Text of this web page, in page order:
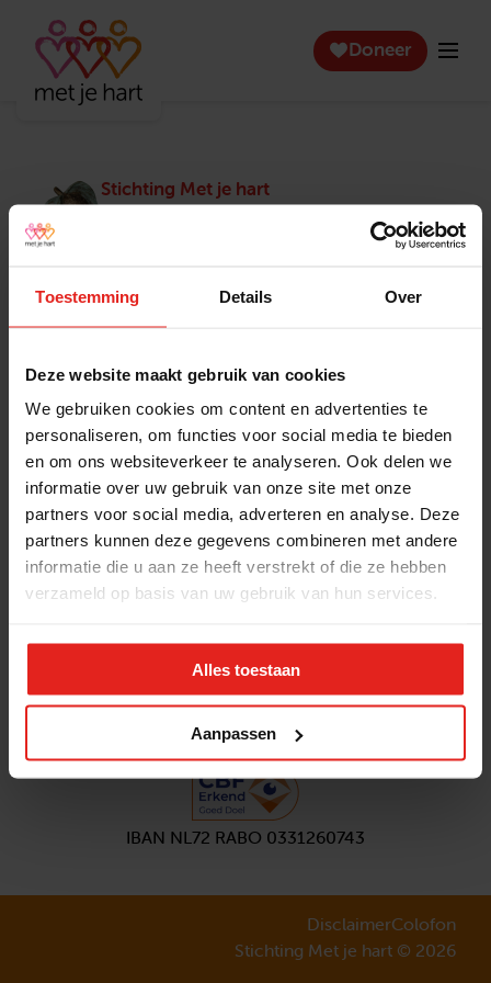
Toestemming Details Over
Deze website maakt gebruik van cookies
We gebruiken cookies om content en advertenties te
personaliseren, om functies voor social media te bieden
en om ons websiteverkeer te analyseren. Ook delen we
informatie over uw gebruik van onze site met onze
partners voor social media, adverteren en analyse. Deze
partners kunnen deze gegevens combineren met andere
informatie die u aan ze heeft verstrekt of die ze hebben
verzameld op basis van uw gebruik van hun services.
Alles toestaan
Aanpassen
Doneer
Stichting Met je hart
Stichting Met je hart laat ouderen die zich
eenzaam voelen weer genieten en inspireert
winnaar van het Appeltje van Oranje.
Actuele vacatures
Pers en media
Jaarverslag 2025
Contact
Klachtenprocedure
Privacyverklaring
Opzeggen
Volg ons
Aanmeldennieuwsbrief
IBAN NL72 RABO 0331260743
DisclaimerColofon
Stichting Met je hart © 2026